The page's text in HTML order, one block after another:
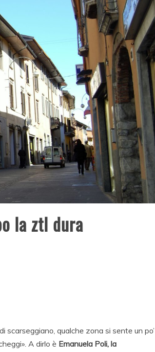
la ztl dura
scarseggiano, qualche zona si sente un po’
A dirlo è Emanuela Poli, la